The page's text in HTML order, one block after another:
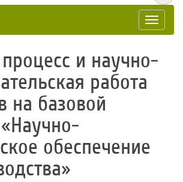
Toggle
и научно-
работа
на базовой
обеспечение